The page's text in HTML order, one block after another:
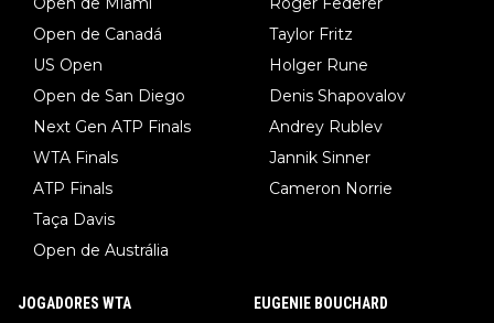
Open de Canadá
US Open
Open de San Diego
Next Gen ATP Finals
WTA Finals
ATP Finals
Taça Davis
Open de Austrália
Taylor Fritz
Holger Rune
Denis Shapovalov
Andrey Rublev
Jannik Sinner
Cameron Norrie
JOGADORES WTA EUGENIE BOUCHARD